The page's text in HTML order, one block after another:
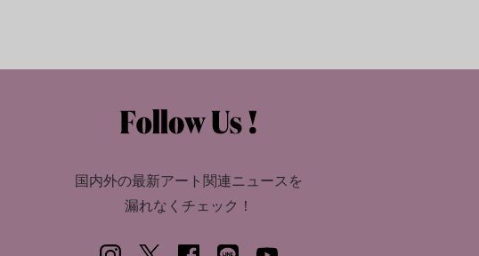
国内外の最新アート関連ニュースを
漏れなくチェック！